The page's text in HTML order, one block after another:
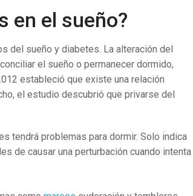
en el sueño?
del sueño y diabetes. La alteración del
el sueño o permanecer dormido,
estableció que existe una relación
el estudio descubrió que privarse del
tendrá problemas para dormir. Solo indica
de causar una perturbación cuando intenta